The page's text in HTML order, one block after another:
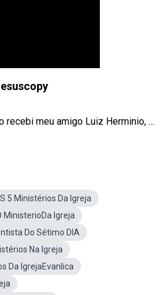
recebi meu amigo Luiz Herminio, ...
5 Ministérios Da Igreja
MinisterioDa Igreja
Do Sétimo DIA
Na Igreja
Da IgrejaEvanlica